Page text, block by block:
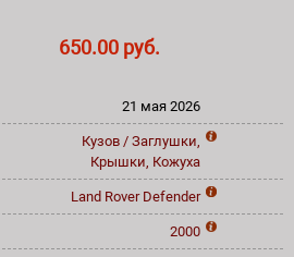
650.00 руб.
21 мая 2026
Кузов / Заглушки,
Крышки, Кожуха
Land Rover Defender
2000